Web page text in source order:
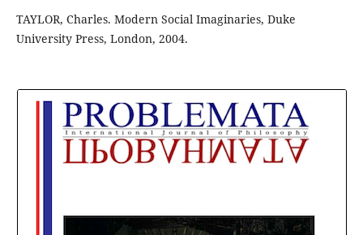
TAYLOR, Charles. Modern Social Imaginaries, Duke
University Press, London, 2004.